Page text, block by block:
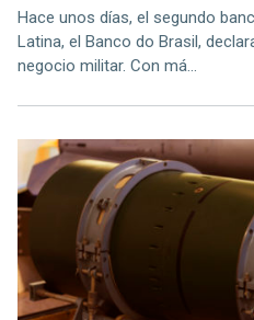
Hace unos días, el segundo
Latina, el Banco do Brasil,
negocio militar. Con má...